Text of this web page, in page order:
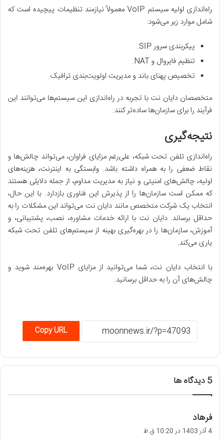
راه‌اندازی اولیه سیستم VoIP معمولاً نیازمند تنظیمات پیچیده است که
شامل موارد زیر می‌شود:
پیکربندی سرور SIP.
تنظیم فایروال و NAT.
تخصیص پهنای باند و مدیریت اولویت‌بندی ترافیک.
متخصصان دایان نت با تجربه در راه‌اندازی این سیستم‌ها می‌توانند این
فرآیند را برای سازمان‌ها ساده‌تر کنند.
نتیجه‌گیری
راه‌اندازی تلفن تحت شبکه، علی‌رغم مزایای فراوان، می‌تواند چالش‌ها و
نقاط ضعفی را به همراه داشته باشد. وابستگی به اینترنت، هزینه‌های
اولیه، چالش‌های امنیتی و نیاز به مدیریت مداوم، از جمله دلایلی هستند
که ممکن است سازمان‌ها را از پذیرش این فناوری بازدارد. با این حال،
انتخاب یک شرکت متخصص مانند دایان نت می‌تواند این مشکلات را به
حداقل برساند. دایان نت با ارائه خدمات مشاوره، نصب، پشتیبانی، و
آموزش، سازمان‌ها را در بهره‌گیری بهینه از سیستم‌های تلفن تحت شبکه
یاری می‌کند.
با انتخاب دایان نت، شما می‌توانید از مزایای VoIP بهره‌مند شوید و
چالش‌های آن را به حداقل برسانید.
Copy URL
‫5 دیدگاه ها
فرهاد
ف
4 آذر 1403 در 10:20 ق.ظ